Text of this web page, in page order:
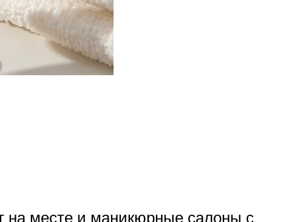
на месте и маникюрные салоны с